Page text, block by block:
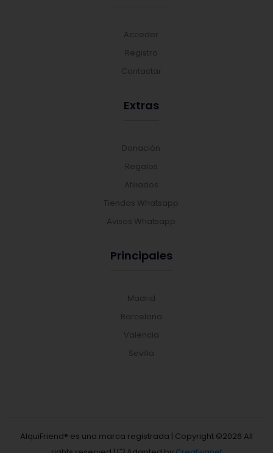
Acceder
Registro
Contactar
Extras
Donación
Regalos
Afiliados
Tiendas Whatsapp
Avisos Whatsapp
Principales
Madrid
Barcelona
Valencia
Sevilla
AlquiFriend® es una marca registrada | Copyright ©2026 All